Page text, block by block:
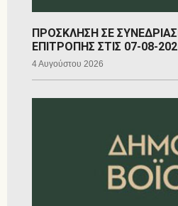
ΠΡΟΣΚΛΗΣΗ ΣΕ
ΕΠΙΤΡΟΠΗΣ ΣΤΙΣ 07-08-
4 Αυγούστου 2026